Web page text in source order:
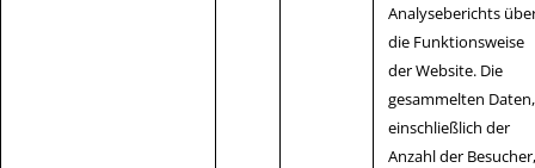
Analyseberichts
die Funktionsweise
der Website. Die
gesammelten Daten,
einschließlich der
Anzahl der Besucher,